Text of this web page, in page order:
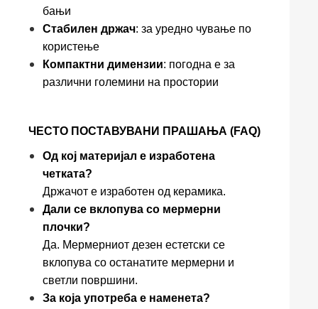
бањи
Стабилен држач: за уредно чување по
користење
Компактни димензии: погодна е за
различни големини на простории
ЧЕСТО ПОСТАВУВАНИ ПРАШАЊА (FAQ)
Од кој материјал е изработена
четката?
Држачот е изработен од керамика.
Дали се вклопува со мермерни
плочки?
Да. Мермерниот дезен естетски се
вклопува со останатите мермерни и
светли површини.
За која употреба е наменета?